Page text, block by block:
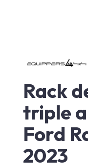
Rack
triple
Ford
2023